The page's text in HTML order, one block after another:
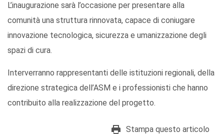
L’inaugurazione sarà l’occasione per presentare alla
comunità una struttura rinnovata, capace di coniugare
innovazione tecnologica, sicurezza e umanizzazione degli
spazi di cura.
Interverranno rappresentanti delle istituzioni regionali, della
direzione strategica dell’ASM e i professionisti che hanno
contribuito alla realizzazione del progetto.
Stampa questo articolo